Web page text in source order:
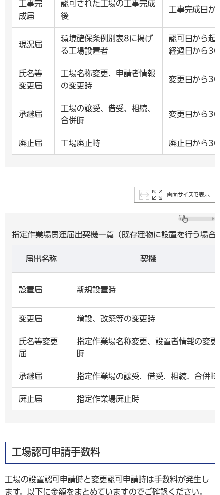
工事完
成届
認可された工場の工事完成
後
工事完成日か
現況届
環境確保条例別表8に掲げ
る工場設置者
認可日から起
経過日から
氏名等
変更届
工場名称変更、申請者情報
の変更時
変更日から
承継届
工場の譲受、借受、相続、
合併時
変更日から
廃止届 工場廃止時 廃止日から
画面サイズで表示
指定作業場関連届出契機一覧（既存建物に設置を行う場合
届出名称 契機
設置届 新規設置時
変更届 増設、改築等の変更時
氏名等変更
届
指定作業場名称変更、設置者情報の変更
時
承継届 指定作業場の譲受、借受、相続、合併時
廃止届 指定作業場廃止時
工場認可申請手数料
工場の設置認可申請時と変更認可申請時は手数料が発生し
ます。以下に金額をまとめていますのでご確認ください。